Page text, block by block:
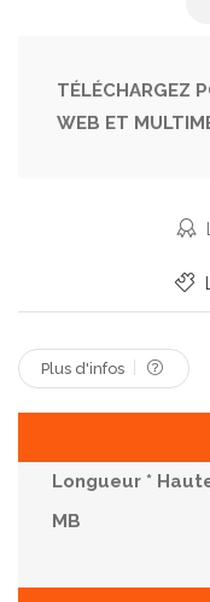
Professionnel
Emploi Partie
Porter
Contremaître
TÉLÉCHARGEZ
WEB ET
Plus d'infos